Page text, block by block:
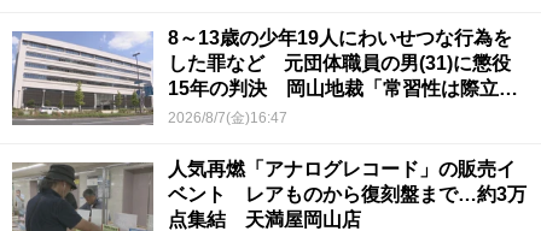
8～13歳の少年19人にわいせつな行為を
した罪など 元団体職員の男(31)に懲役
15年の判決 岡山地裁「常習性は際立っ
ていて被害結果も非常に重い」
2026/8/7(金)16:47
人気再燃「アナログレコード」の販売イ
ベント レアものから復刻盤まで…約3万
点集結 天満屋岡山店